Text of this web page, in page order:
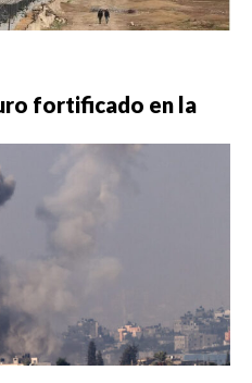
fortificado en la